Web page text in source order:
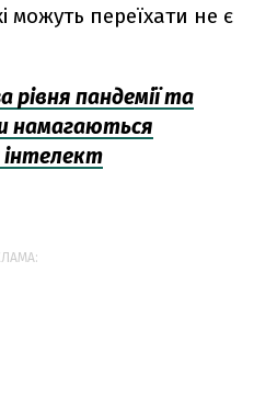
можуть переїхати не є
рівня пандемії та
намагаються